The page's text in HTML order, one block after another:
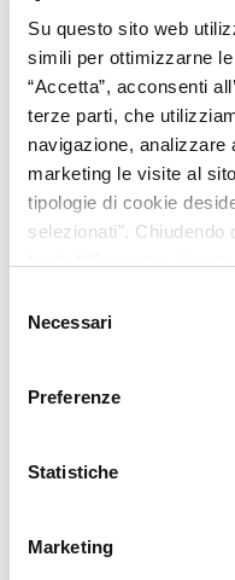
Su questo sito web
simili per ottimizzarne
“Accetta”, acconsenti
terze parti, che
navigazione, analizzare
marketing le visite al
tipologie di cookie
selezionati". Chiudendo
modificare le tue
link “Impostazione dei
Policy.
delNecessari
Preferenze
Statistiche
Marketing